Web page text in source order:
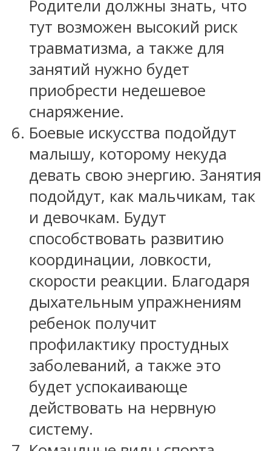
Родители должны знать, что
тут возможен высокий риск
травматизма, а также для
занятий нужно будет
приобрести недешевое
снаряжение.
Боевые искусства подойдут
малышу, которому некуда
девать свою энергию. Занятия
подойдут, как мальчикам, так
и девочкам. Будут
способствовать развитию
координации, ловкости,
скорости реакции. Благодаря
дыхательным упражнениям
ребенок получит
профилактику простудных
заболеваний, а также это
будет успокаивающе
действовать на нервную
систему.